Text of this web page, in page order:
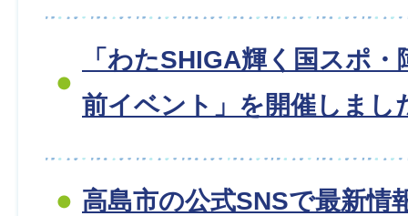
「わたSHIGA輝く国スポ
前イベント」を開催しまし
高島市の公式SNSで最新情